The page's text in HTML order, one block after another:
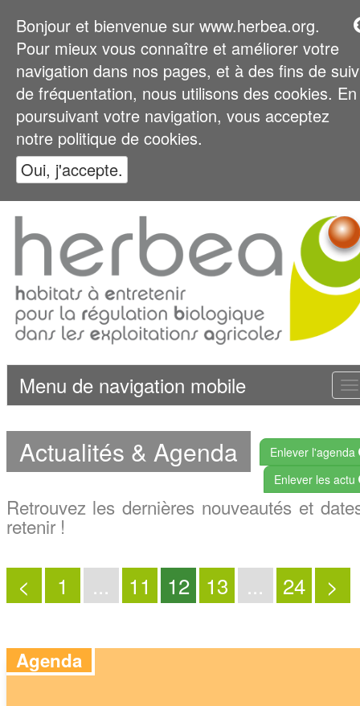
Bonjour et bienvenue sur www.herbea.org.
Pour mieux vous connaître et améliorer votre
navigation dans nos pages, et à des fins de
de fréquentation, nous utilisons des cookies. En
poursuivant votre navigation, vous acceptez
notre politique de cookies.
Oui, j'accepte.
Menu de navigation mobile
Actualités & Agenda
Enlever l'agenda
Enlever les actu
Retrouvez les dernières nouveautés et
retenir !
< 1 ... 11 12 13 ... 24 >
Agenda